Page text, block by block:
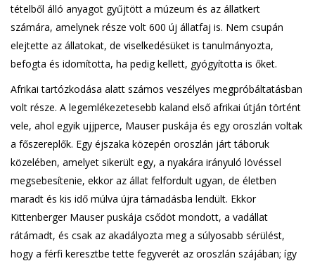
tételből álló anyagot gyűjtött a múzeum és az állatkert
számára, amelynek része volt 600 új állatfaj is. Nem csupán
elejtette az állatokat, de viselkedésüket is tanulmányozta,
befogta és idomította, ha pedig kellett, gyógyította is őket.
Afrikai tartózkodása alatt számos veszélyes megpróbáltatásban
volt része. A legemlékezetesebb kaland első afrikai útján történt
vele, ahol egyik ujjperce, Mauser puskája és egy oroszlán voltak
a főszereplők. Egy éjszaka közepén oroszlán járt táboruk
közelében, amelyet sikerült egy, a nyakára irányuló lövéssel
megsebesítenie, ekkor az állat felfordult ugyan, de életben
maradt és kis idő múlva újra támadásba lendült. Ekkor
Kittenberger Mauser puskája csődöt mondott, a vadállat
rátámadt, és csak az akadályozta meg a súlyosabb sérülést,
hogy a férfi keresztbe tette fegyverét az oroszlán szájában; így